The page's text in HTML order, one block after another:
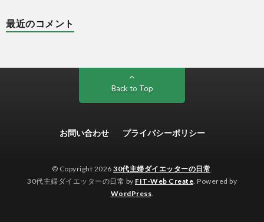
最近のコメント
Back to Top
お問い合わせ プライバシーポリシー
© Copyright 2026 30代主婦ダイエッターの日常
30代主婦ダイエッターの日常 by FIT-Web Create . Powered by
WordPress